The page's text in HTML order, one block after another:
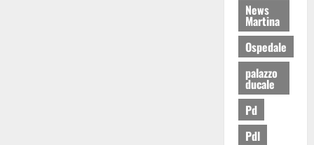
News
Martina
Ospedale
palazzo
ducale
Pd
Pdl